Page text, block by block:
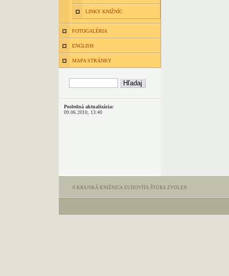
LINKY KNIŽNÍC
FOTOGALÉRIA
ENGLISH
MAPA STRÁNKY
Posledná aktualizácia:
09.06.2010, 13:40
© KRAJSKÁ KNIŽNICA ĽUDOVÍTA ŠTÚRA ZVOLEN